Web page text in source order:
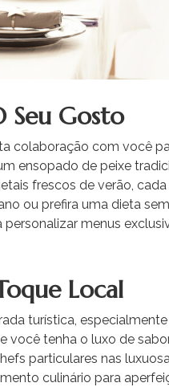
Seu Gosto
colaboração com você
ensopado de peixe
frescos de verão,
ou prefira uma dieta
menus
Local
turística,
você tenha o luxo de
particulares nas
culinário para